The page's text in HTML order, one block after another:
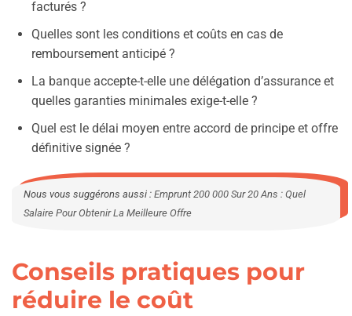
facturés ?
Quelles sont les conditions et coûts en cas de
remboursement anticipé ?
La banque accepte-t-elle une délégation d’assurance et
quelles garanties minimales exige-t-elle ?
Quel est le délai moyen entre accord de principe et offre
définitive signée ?
Nous vous suggérons aussi : Emprunt 200 000 Sur 20 Ans : Quel
Salaire Pour Obtenir La Meilleure Offre
Conseils pratiques pour
réduire le coût